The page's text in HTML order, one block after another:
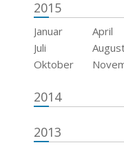
2015
Januar April
Juli
Oktober
2014
2013